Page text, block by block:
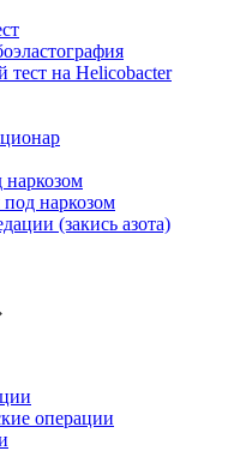
на Helicobacter
наркозом
наркозом
(закись азота)
операции